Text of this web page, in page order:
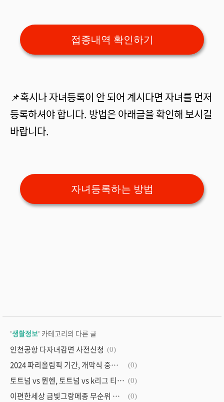
접종내역 확인하기
📌혹시나 자녀등록이 안 되어 계시다면 자녀를 먼저
등록하셔야 합니다. 방법은 아래글을 확인해 보시길
바랍니다.
자녀등록하는 방법
'생활정보' 카테고리의 다른 글
인천공항 다자녀감면 사전신청 (0)
2024 파리올림픽 기간, 개막식 중계보기 (0)
토트넘 vs 뮌헨, 토트넘 vs k리그 티켓팅 예매 정보 (0)
이편한세상 금빛그랑메종 무순위 청약 총정리 (0)